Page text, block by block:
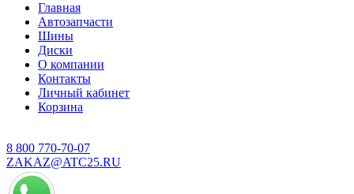
Главная
Автозапчасти
Шины
Диски
О компании
Контакты
Личный кабинет
Корзина
8 800 770-70-07
ZAKAZ@ATC25.RU